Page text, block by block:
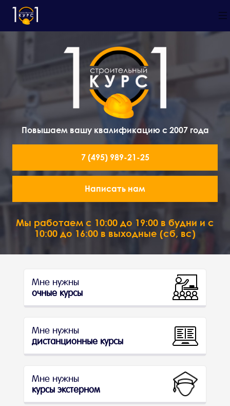
Повышаем вашу квалификацию с 2007 года
7 (495) 989-21-25
Написать нам
Мы работаем с 10:00 до 19:00 в будни и с
10:00 до 16:00 в выходные (сб, вс)
Мне нужны
очные курсы
Мне нужны
дистанционные курсы
Мне нужны
курсы экстерном